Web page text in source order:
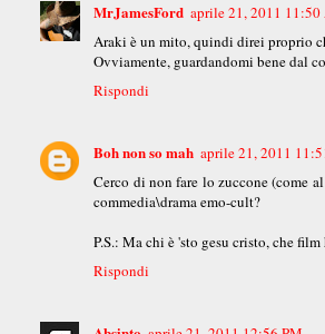
MrJamesFord aprile 21, 2011 11:50
Araki è un mito, quindi direi proprio
Ovviamente, guardandomi bene dal
Rispondi
Boh non so mah aprile 21, 2011
Cerco di non fare lo zuccone (come
commedia\drama emo-cult?
P.S.: Ma chi è 'sto gesu cristo, che
Rispondi